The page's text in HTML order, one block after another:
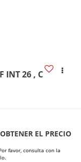
INT 26 , C
EL PRECIO
favor, consulta con la